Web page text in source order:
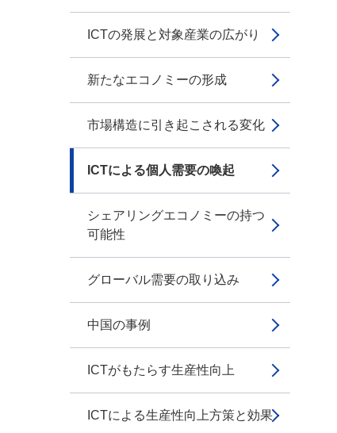
ICTの発展と対象産業の広がり
新たなエコノミーの形成
市場構造に引き起こされる変化
ICTによる個人需要の喚起
シェアリングエコノミーの持つ
可能性
グローバル需要の取り込み
中国の事例
ICTがもたらす生産性向上
ICTによる生産性向上方策と効果